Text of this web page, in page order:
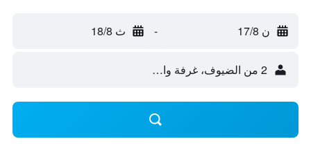
ن 17/8 - ث 18/8
2 من الضيوف، غرفة واحدة